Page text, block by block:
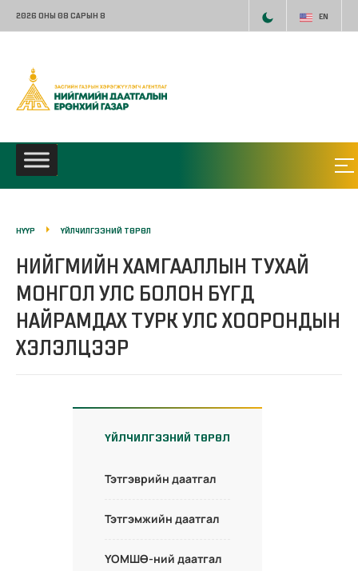
2026 ОНЫ 08 САРЫН 8 EN
НҮҮР ҮЙЛЧИЛГЭЭНИЙ ТӨРӨЛ
НИЙГМИЙН ХАМГААЛЛЫН ТУХАЙ
МОНГОЛ УЛС БОЛОН БҮГД
НАЙРАМДАХ ТУРК УЛС ХООРОНДЫН
ХЭЛЭЛЦЭЭР
ҮЙЛЧИЛГЭЭНИЙ ТӨРӨЛ
Тэтгэврийн даатгал
Тэтгэмжийн даатгал
ҮОМШӨ-ний даатгал